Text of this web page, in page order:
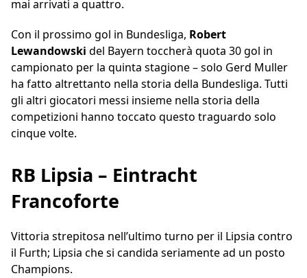
mai arrivati a quattro.
Con il prossimo gol in Bundesliga, Robert
Lewandowski del Bayern toccherà quota 30 gol in
campionato per la quinta stagione – solo Gerd Muller
ha fatto altrettanto nella storia della Bundesliga. Tutti
gli altri giocatori messi insieme nella storia della
competizioni hanno toccato questo traguardo solo
cinque volte.
RB Lipsia – Eintracht
Francoforte
Vittoria strepitosa nell’ultimo turno per il Lipsia contro
il Furth; Lipsia che si candida seriamente ad un posto
Champions.